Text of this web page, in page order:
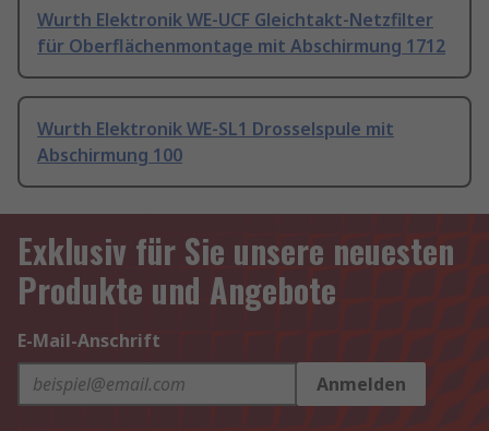
Wurth Elektronik WE-UCF Gleichtakt-Netzfilter
für Oberflächenmontage mit Abschirmung 1712
Wurth Elektronik WE-SL1 Drosselspule mit
Abschirmung 100
Exklusiv für Sie unsere neuesten
Produkte und Angebote
E-Mail-Anschrift
Anmelden